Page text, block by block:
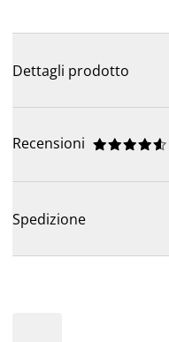
Dettagli prodotto
Recensioni 





Spedizione